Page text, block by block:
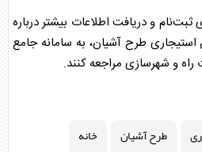
ثبت‌نام و دریافت اطلاعات بیشتر درباره
طرح آشیان، به سامانه جامع
و شهرسازی مراجعه کنند.
طرح آشیان خانه